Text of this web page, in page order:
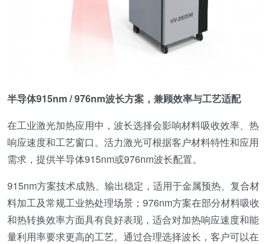
半导体915nm / 976nm波长方案，兼顾效率与工艺适配
在工业激光加热应用中，波长选择会影响材料吸收效率、热
响应速度和工艺窗口。活力激光可根据客户材料特性和应用
需求，提供半导体915nm或976nm波长配置。
915nm方案技术成熟、输出稳定，适用于金属预热、复合材
料加工及常规工业热处理场景；976nm方案在部分材料吸收
和热转换效率方面具有良好表现，适合对加热响应速度和能
量利用率要求更高的工艺。通过合理选择波长，客户可以在